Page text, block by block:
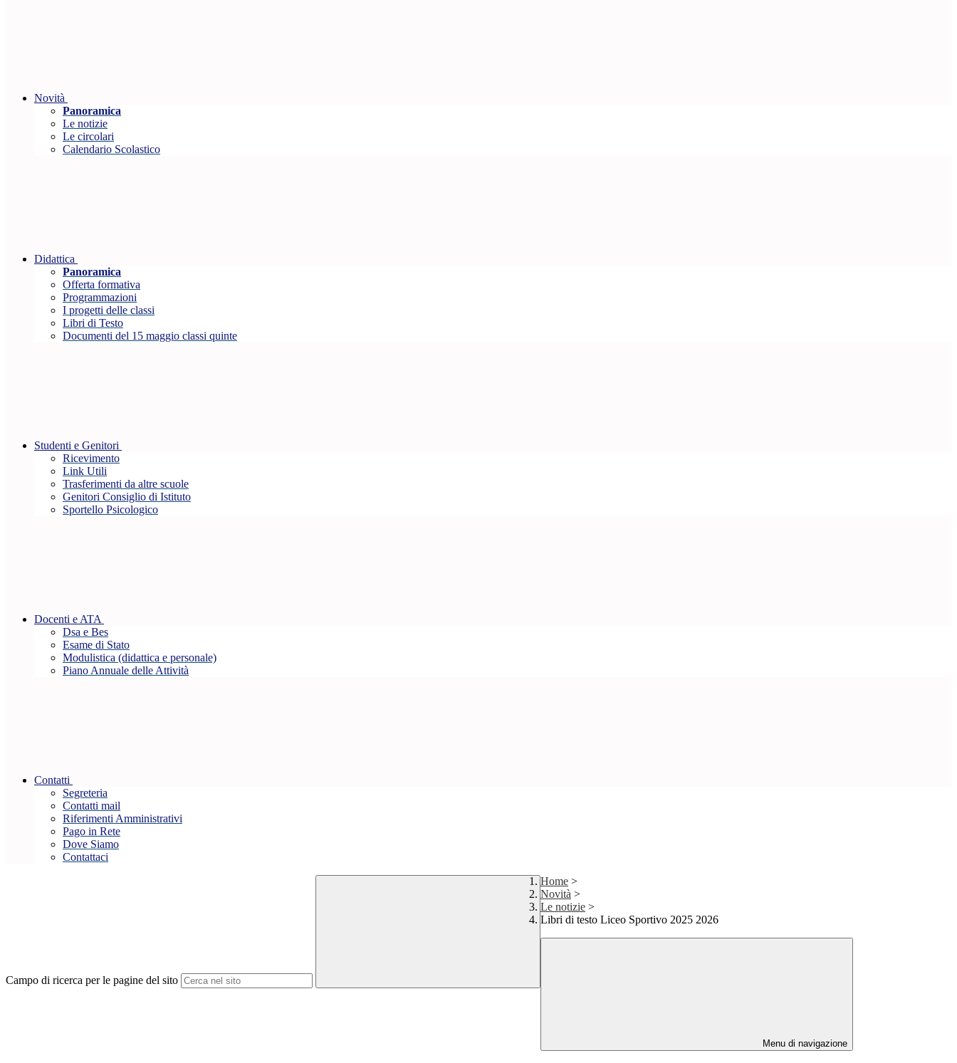
Novità
Panoramica
Le notizie
Le circolari
Calendario Scolastico
Didattica
Panoramica
Offerta formativa
Programmazioni
I progetti delle classi
Libri di Testo
Documenti del 15 maggio classi quinte
Studenti e Genitori
Ricevimento
Link Utili
Trasferimenti da altre scuole
Genitori Consiglio di Istituto
Sportello Psicologico
Docenti e ATA
Dsa e Bes
Esame di Stato
Modulistica (didattica e personale)
Piano Annuale delle Attività
Contatti
Segreteria
Contatti mail
Riferimenti Amministrativi
Pago in Rete
Dove Siamo
Contattaci
Campo di ricerca per le pagine del sito
Home >
Novità >
Le notizie >
Libri di testo Liceo Sportivo 2025 2026
Menu di navigazione